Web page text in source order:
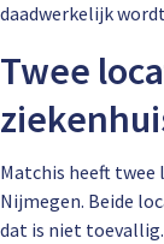
daadwerkelijk
Twee
Matchis heeft twee
Nijmegen. Beide
dat is niet